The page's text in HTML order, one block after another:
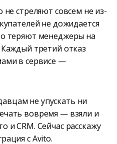
стреляют совсем не из-
не дожидается
теряют менеджеры на
третий отказ
в сервисе —
не упускать ни
вовремя — взяли и
и CRM. Сейчас расскажу
с Avito.